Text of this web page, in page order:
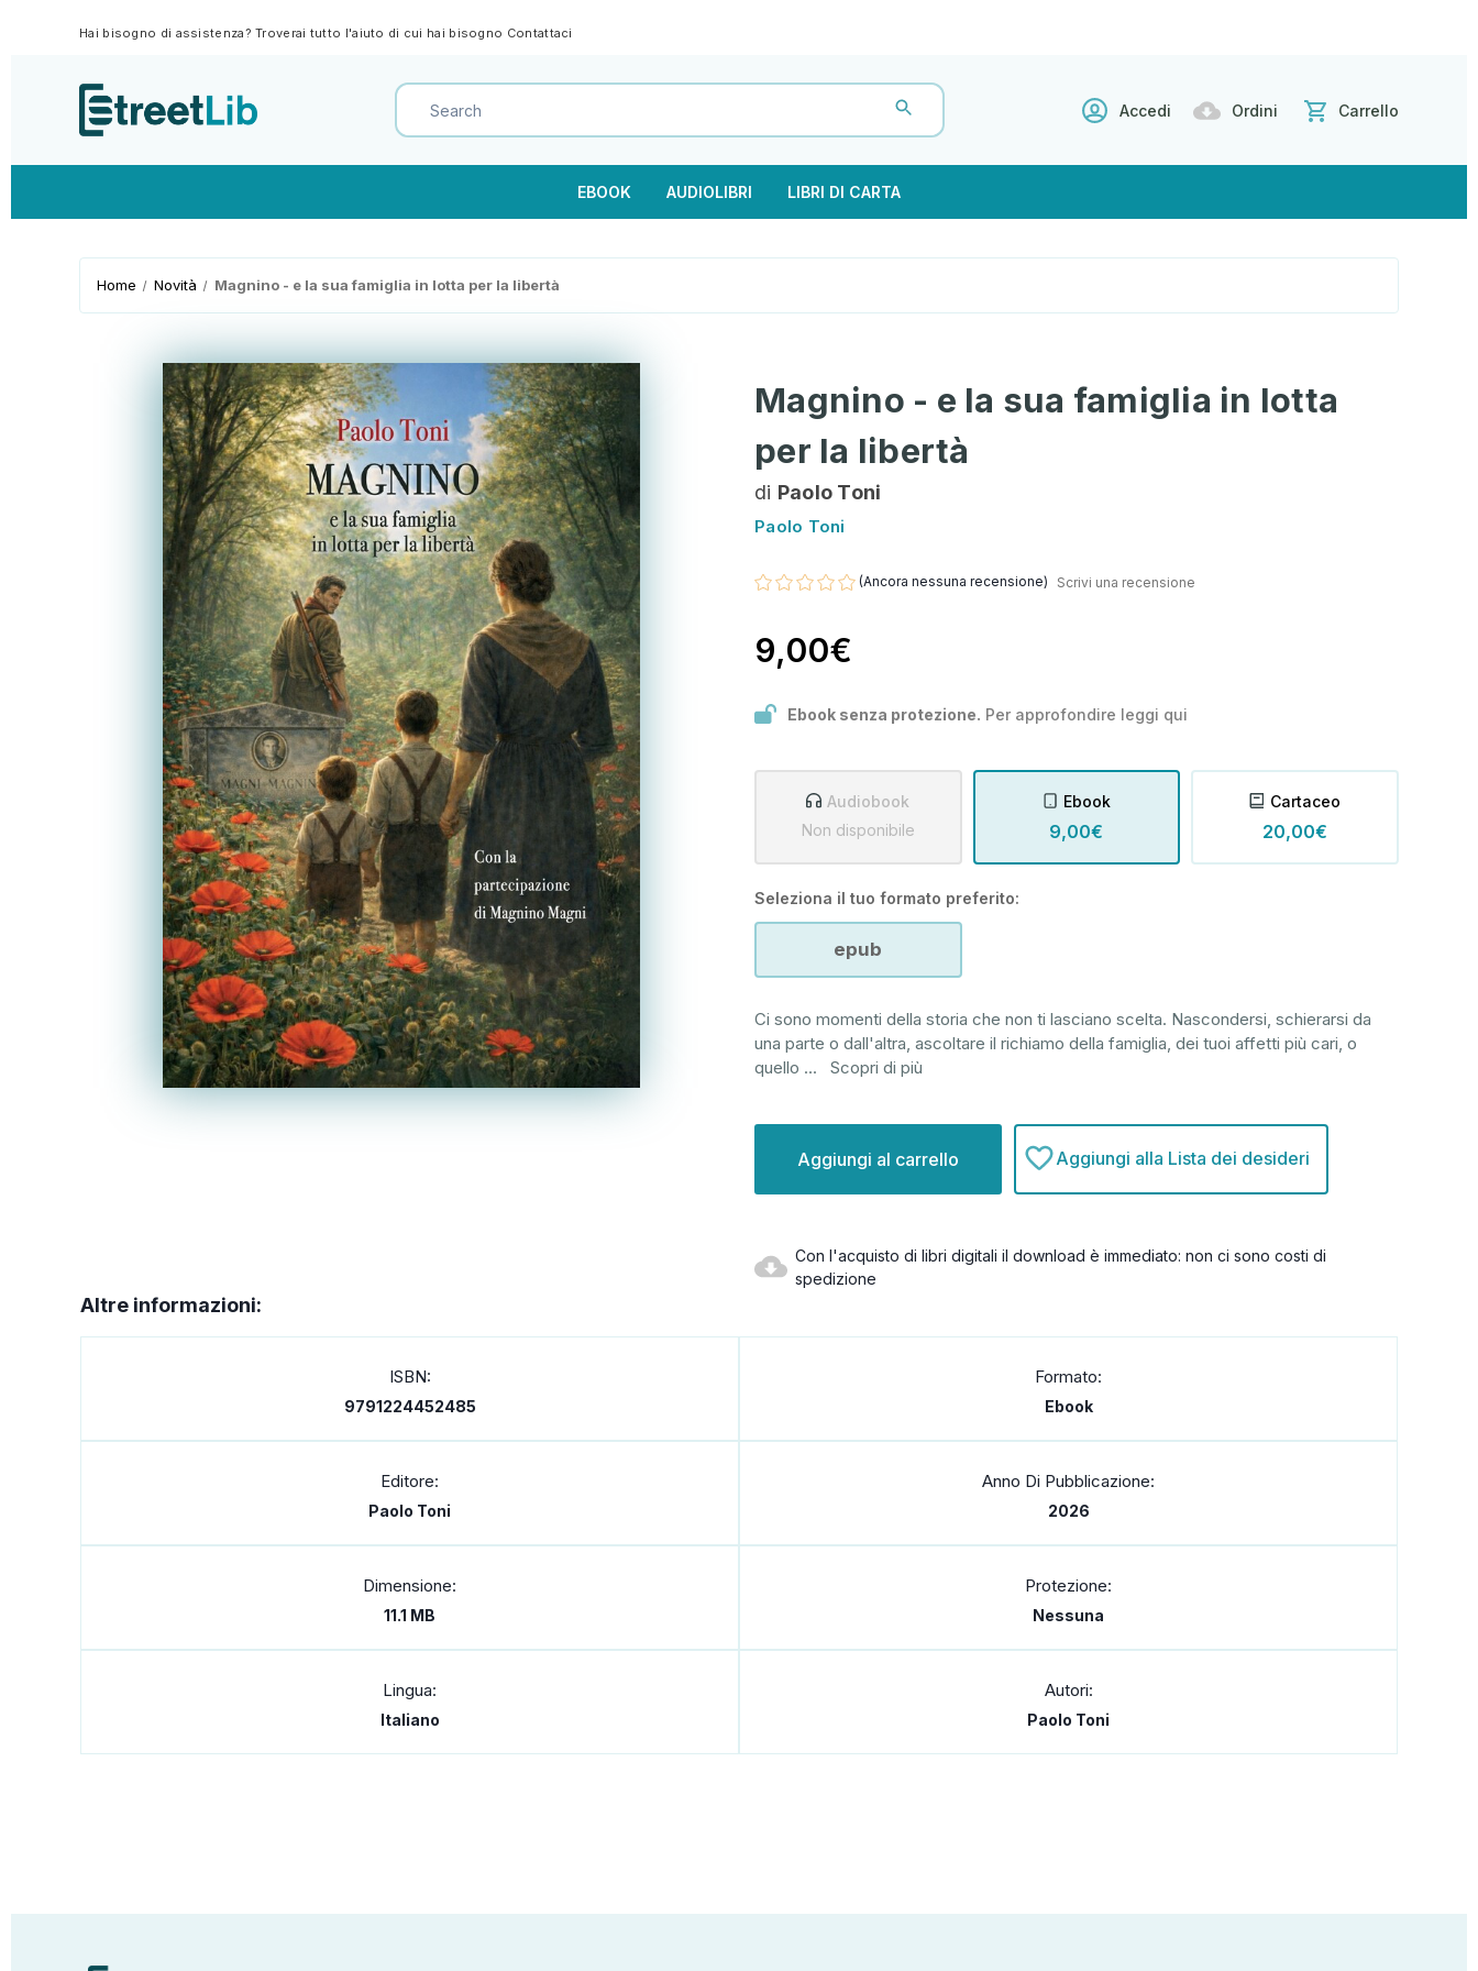
Hai bisogno di assistenza? Troverai tutto l'aiuto di cui hai bisogno Contattaci
Accedi Ordini Carrello
EBOOK AUDIOLIBRI LIBRI DI CARTA
Home Novità Magnino - e la sua famiglia in lotta per la libertà
Magnino - e la sua famiglia in lotta
per la libertà
di Paolo Toni
Paolo Toni
(Ancora nessuna recensione) Scrivi una recensione
9,00€
Ebook senza protezione. Per approfondire leggi qui
Audiobook
Non disponibile
Ebook
9,00€
Cartaceo
20,00€
Seleziona il tuo formato preferito:
epub
Ci sono momenti della storia che non ti lasciano scelta. Nascondersi, schierarsi da
una parte o dall'altra, ascoltare il richiamo della famiglia, dei tuoi affetti più cari, o
quello ... Scopri di più
attuale:
Aggiungi alla Lista dei desideri
Con l'acquisto di libri digitali il download è immediato: non ci sono costi di
spedizione
Altre informazioni:
ISBN:
9791224452485
Formato:
Ebook
Editore:
Paolo Toni
Anno Di Pubblicazione:
2026
Dimensione:
11.1 MB
Protezione:
Nessuna
Lingua:
Italiano
Autori:
Paolo Toni